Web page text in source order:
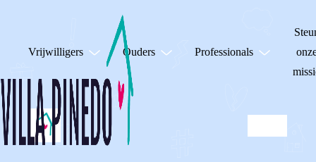
Vrijwilligers Ouders Professionals